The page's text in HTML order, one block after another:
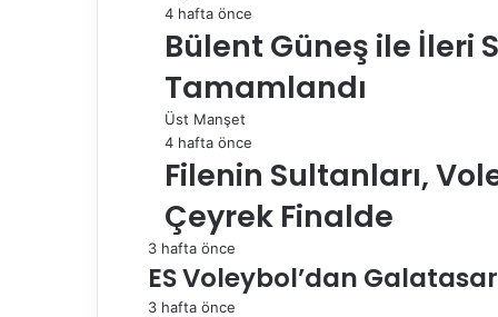
4 hafta önce
Bülent Güneş ile İleri
Tamamlandı
Üst Manşet
4 hafta önce
Filenin Sultanları,
Çeyrek Finalde
3 hafta önce
ES Voleybol’dan
3 hafta önce